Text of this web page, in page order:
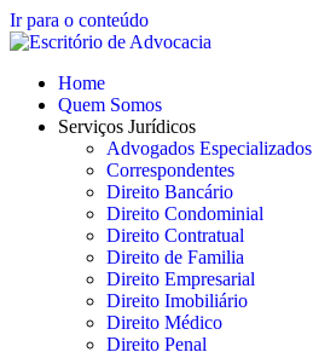
Ir para o conteúdo
Home
Quem Somos
Serviços Jurídicos
Advogados Especializados
Correspondentes
Direito Bancário
Direito Condominial
Direito Contratual
Direito de Familia
Direito Empresarial
Direito Imobiliário
Direito Médico
Direito Penal